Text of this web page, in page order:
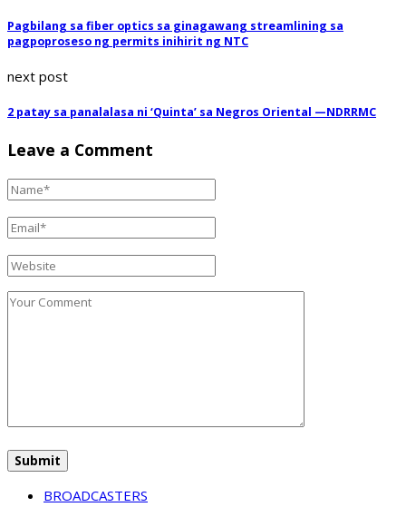
Pagbilang sa fiber optics sa ginagawang streamlining sa
pagpoproseso ng permits inihirit ng NTC
next post
2 patay sa panalalasa ni ‘Quinta’ sa Negros Oriental —NDRRMC
Leave a Comment
BROADCASTERS